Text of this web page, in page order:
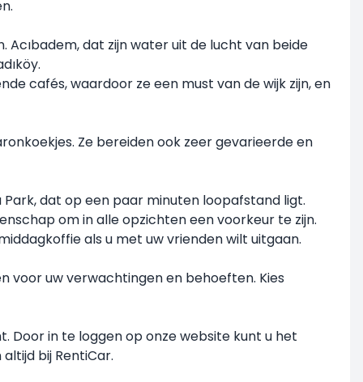
dat zijn water uit de lucht van beide
cafés, waardoor ze een must van de wijk zijn, en
Ze bereiden ook zeer gevarieerde en
Park, dat op een paar minuten loopafstand ligt.
om in alle opzichten een voorkeur te zijn.
als u met uw vrienden wilt uitgaan.
voor uw verwachtingen en behoeften. Kies
Door in te loggen op onze website kunt u het
bij RentiCar.